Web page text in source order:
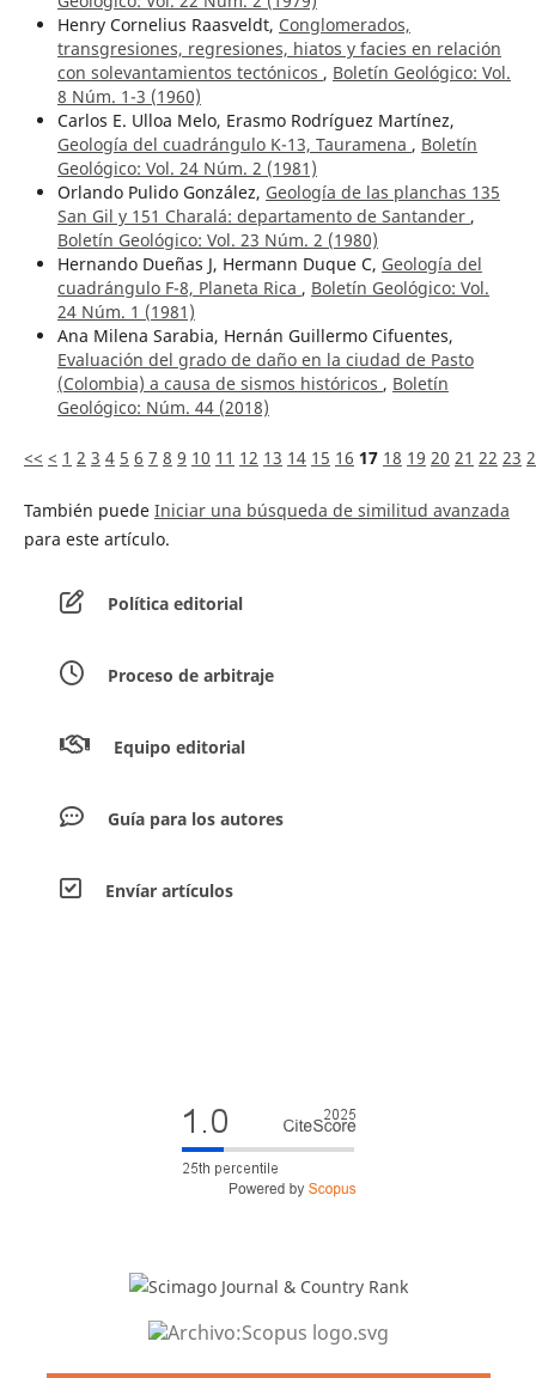
Henry Cornelius Raasveldt, Conglomerados,
transgresiones, regresiones, hiatos y facies en relación
con solevantamientos tectónicos , Boletín Geológico: Vol.
8 Núm. 1-3 (1960)
Carlos E. Ulloa Melo, Erasmo Rodríguez Martínez,
Geología del cuadrángulo K-13, Tauramena , Boletín
Geológico: Vol. 24 Núm. 2 (1981)
Orlando Pulido González, Geología de las planchas 135
San Gil y 151 Charalá: departamento de Santander ,
Boletín Geológico: Vol. 23 Núm. 2 (1980)
Hernando Dueñas J, Hermann Duque C, Geología del
cuadrángulo F-8, Planeta Rica , Boletín Geológico: Vol.
24 Núm. 1 (1981)
Ana Milena Sarabia, Hernán Guillermo Cifuentes,
Evaluación del grado de daño en la ciudad de Pasto
(Colombia) a causa de sismos históricos , Boletín
Geológico: Núm. 44 (2018)
<< < 1 2 3 4 5 6 7 8 9 10 11 12 13 14 15 16 17 18 19 20 21 22 23
También puede Iniciar una búsqueda de similitud avanzada
para este artículo.
Política editorial
Proceso de arbitraje
Equipo editorial
Guía para los autores
Envíar artículos